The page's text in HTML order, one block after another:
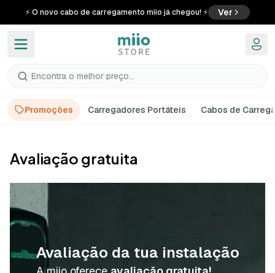
⚡ O novo cabo de carregamento miio já chegou! ⚡ Ver
Encontra o melhor preço...
Promoções Carregadores Portáteis Cabos de
Avaliação gratuita
Avaliação da tua instalação